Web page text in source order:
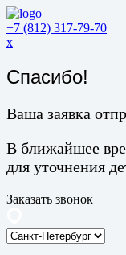
+7 (812) 317-79-70
x
Спасибо!
Ваша заявка
В ближайшее
для уточнения
Заказать звонок